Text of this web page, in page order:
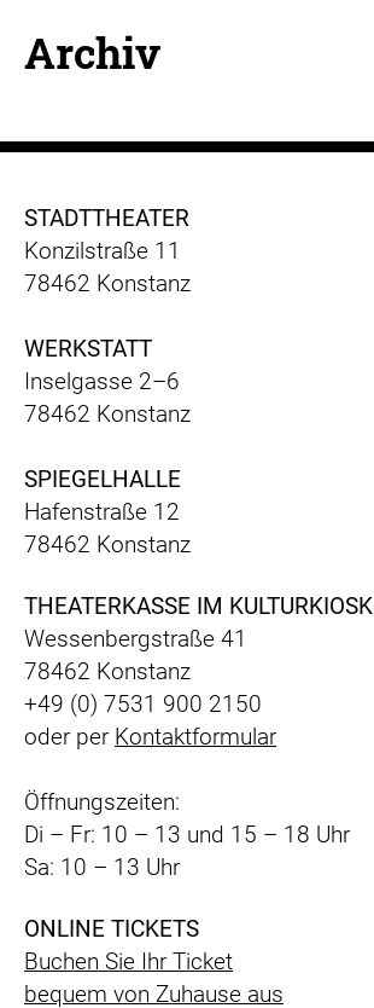
Archiv
STADTTHEATER
Konzilstraße 11
78462 Konstanz
WERKSTATT
Inselgasse 2–6
78462 Konstanz
SPIEGELHALLE
Hafenstraße 12
78462 Konstanz
THEATERKASSE IM KULTURKIOSK
Wessenbergstraße 41
78462 Konstanz
+49 (0) 7531 900 2150
oder per Kontaktformular
Öffnungszeiten:
Di – Fr: 10 – 13 und 15 – 18 Uhr
Sa: 10 – 13 Uhr
ONLINE TICKETS
Buchen Sie Ihr Ticket
bequem von Zuhause aus